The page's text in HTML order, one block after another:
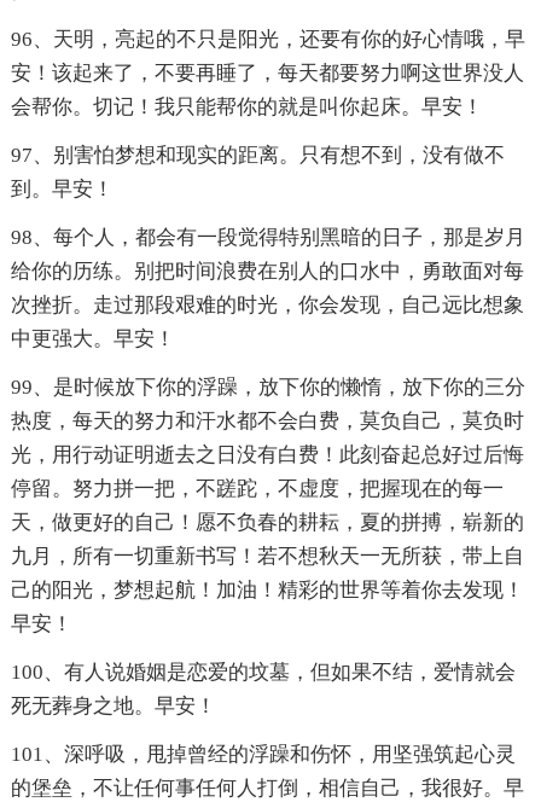
96、天明，亮起的不只是阳光，还要有你的好心情哦，早
安！该起来了，不要再睡了，每天都要努力啊这世界没人
会帮你。切记！我只能帮你的就是叫你起床。早安！
97、别害怕梦想和现实的距离。只有想不到，没有做不
到。早安！
98、每个人，都会有一段觉得特别黑暗的日子，那是岁月
给你的历练。别把时间浪费在别人的口水中，勇敢面对每
次挫折。走过那段艰难的时光，你会发现，自己远比想象
中更强大。早安！
99、是时候放下你的浮躁，放下你的懒惰，放下你的三分
热度，每天的努力和汗水都不会白费，莫负自己，莫负时
光，用行动证明逝去之日没有白费！此刻奋起总好过后悔
停留。努力拼一把，不蹉跎，不虚度，把握现在的每一
天，做更好的自己！愿不负春的耕耘，夏的拼搏，崭新的
九月，所有一切重新书写！若不想秋天一无所获，带上自
己的阳光，梦想起航！加油！精彩的世界等着你去发现！
早安！
100、有人说婚姻是恋爱的坟墓，但如果不结，爱情就会
死无葬身之地。早安！
101、深呼吸，甩掉曾经的浮躁和伤怀，用坚强筑起心灵
的堡垒，不让任何事任何人打倒，相信自己，我很好。早